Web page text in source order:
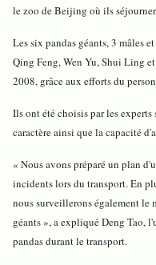
le zoo de Beijing où ils
Les six pandas géants, 3 mâles
Qing Feng, Wen Yu, Shui Ling
2008, grâce aux efforts du
Ils ont été choisis par les
caractère ainsi que la capacité
« Nous avons préparé un plan
incidents lors du transport. En
nous surveillerons également le
géants », a expliqué Deng Tao,
pandas durant le transport.